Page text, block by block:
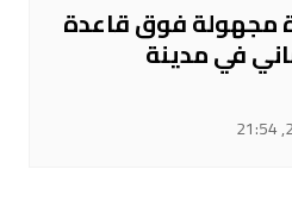
مجهولة فوق قاعدة
في مدينة